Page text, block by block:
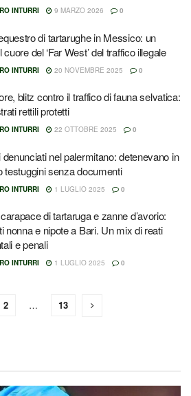
INTURRI 9 MARZO 2026 0
di tartarughe in Messico: un
cuore del ‘Far West’ del traffico illegale
INTURRI 20 NOVEMBRE 2025 0
blitz contro il traffico di fauna selvatica:
rettili protetti
INTURRI 22 OTTOBRE 2025 0
nel palermitano: detenevano in
testuggini senza documenti
INTURRI 1 LUGLIO 2025 0
di tartaruga e zanne d’avorio:
nonna e nipote a Bari. Un mix di reati
e penali
INTURRI 1 LUGLIO 2025 0
2 … 13